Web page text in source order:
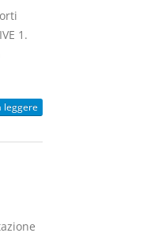
1.
leggere